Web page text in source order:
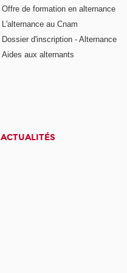
Offre de formation en alternance
L'alternance au Cnam
Dossier d'inscription - Alternance
Aides aux alternants
ACTUALITÉS